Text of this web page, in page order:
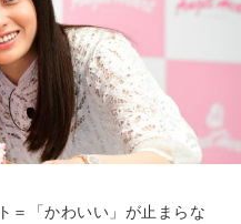
＝「かわいい」が止まらな